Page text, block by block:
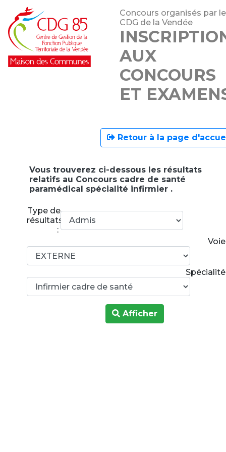
Concours organisés par le
CDG de la Vendée
AUX
CONCOURS
ET
Retour à la page
Vous trouverez ci-dessous les résultats
relatifs au Concours cadre de santé
paramédical spécialité infirmier .
Type de
résultats
:
Afficher